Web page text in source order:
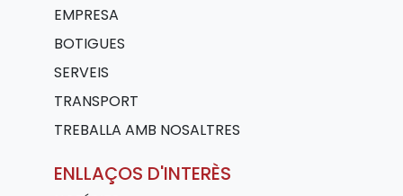
EMPRESA
BOTIGUES
SERVEIS
TRANSPORT
TREBALLA AMB NOSALTRES
ENLLAÇOS D'INTERÈS